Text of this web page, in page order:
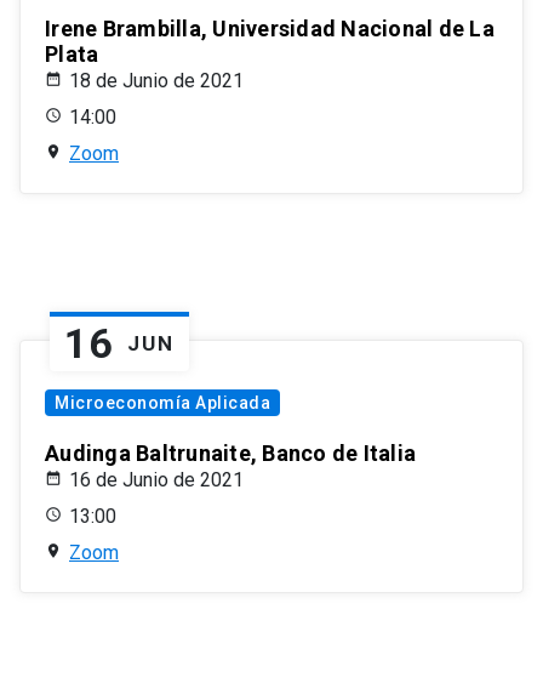
Irene Brambilla, Universidad Nacional de La
Plata
18 de Junio de 2021
14:00
Zoom
16 JUN
Microeconomía Aplicada
Audinga Baltrunaite, Banco de Italia
16 de Junio de 2021
13:00
Zoom